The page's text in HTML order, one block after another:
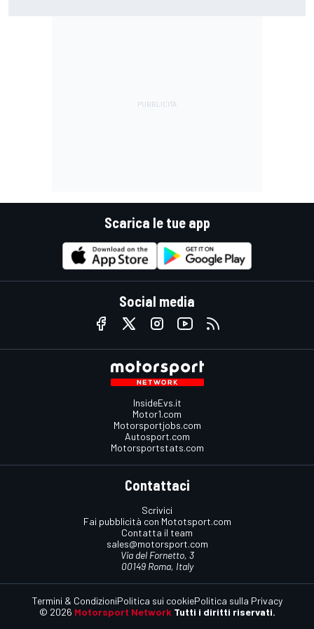
Scarica le tue app
Social media
InsideEvs.it
Motor1.com
Motorsportjobs.com
Autosport.com
Motorsportstats.com
Contattaci
Scrivici
Fai pubblicità con Mototsport.com
Contatta il team
sales@motorsport.com
Via del Fornetto, 3
00149 Roma, Italy
© 2026 Motorsport Network Tutti i diritti riservati.
Termini & CondizioniPolitica sui cookiePolitica sulla Privacy